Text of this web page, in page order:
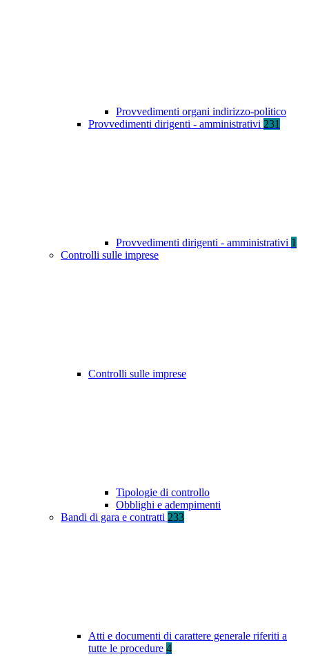
Provvedimenti organi indirizzo-politico
Provvedimenti dirigenti - amministrativi 231
Provvedimenti dirigenti - amministrativi 1
Controlli sulle imprese
Controlli sulle imprese
Tipologie di controllo
Obblighi e adempimenti
Bandi di gara e contratti 233
Atti e documenti di carattere generale riferiti a
tutte le procedure 4